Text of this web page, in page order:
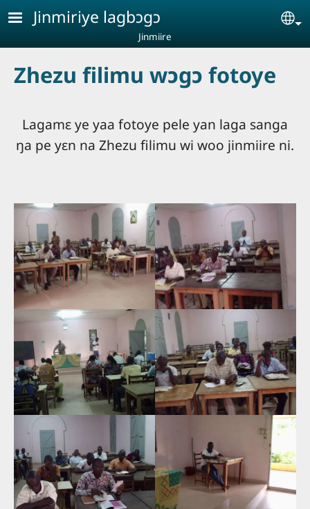
Aller au contenu principal
Jinmiriye lagbɔgɔ
Jinmiire
Zhezu filimu wɔgɔ fotoye
Lagamɛ ye yaa fotoye pele yan laga sanga
ŋa pe yɛn na Zhezu filimu wi woo jinmiire ni.